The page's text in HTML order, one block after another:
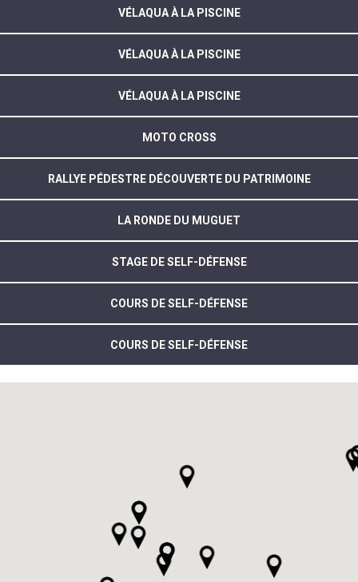
VÉLAQUA À LA PISCINE
VÉLAQUA À LA PISCINE
VÉLAQUA À LA PISCINE
MOTO CROSS
RALLYE PÉDESTRE DÉCOUVERTE DU PATRIMOINE
LA RONDE DU MUGUET
STAGE DE SELF-DÉFENSE
COURS DE SELF-DÉFENSE
COURS DE SELF-DÉFENSE